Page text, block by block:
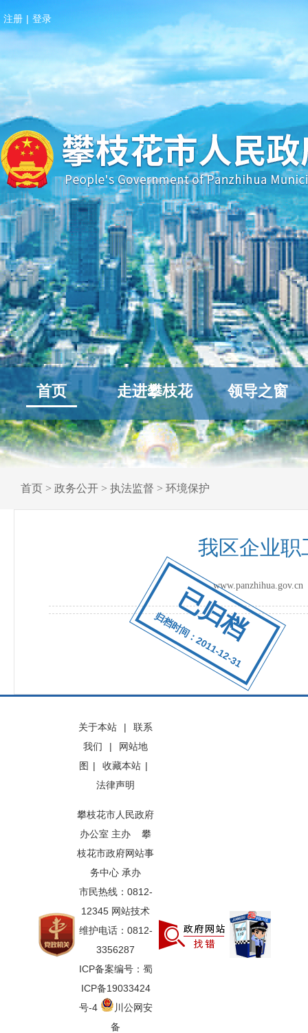
已归档
归档时间：2011-12-31
注册 | 登录
首页 走进攀枝花 领导之窗
首页 > 政务公开 > 执法监督 > 环境保护
我区企业职
关于本站 |
联系
我们
|
网站地
图 | 收藏本站 |
法律声明
攀枝花市人民政府
办公室 主办 攀
枝花市政府网站事
务中心 承办
市民热线：0812-
12345 网站技术
维护电话：0812-
3356287
ICP备案编号：蜀
ICP备19033424
号-4
川公网安
备